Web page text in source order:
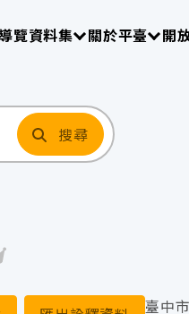
覽資料集請使用 TAB 操
關於平臺請使
開
搜尋
臺中